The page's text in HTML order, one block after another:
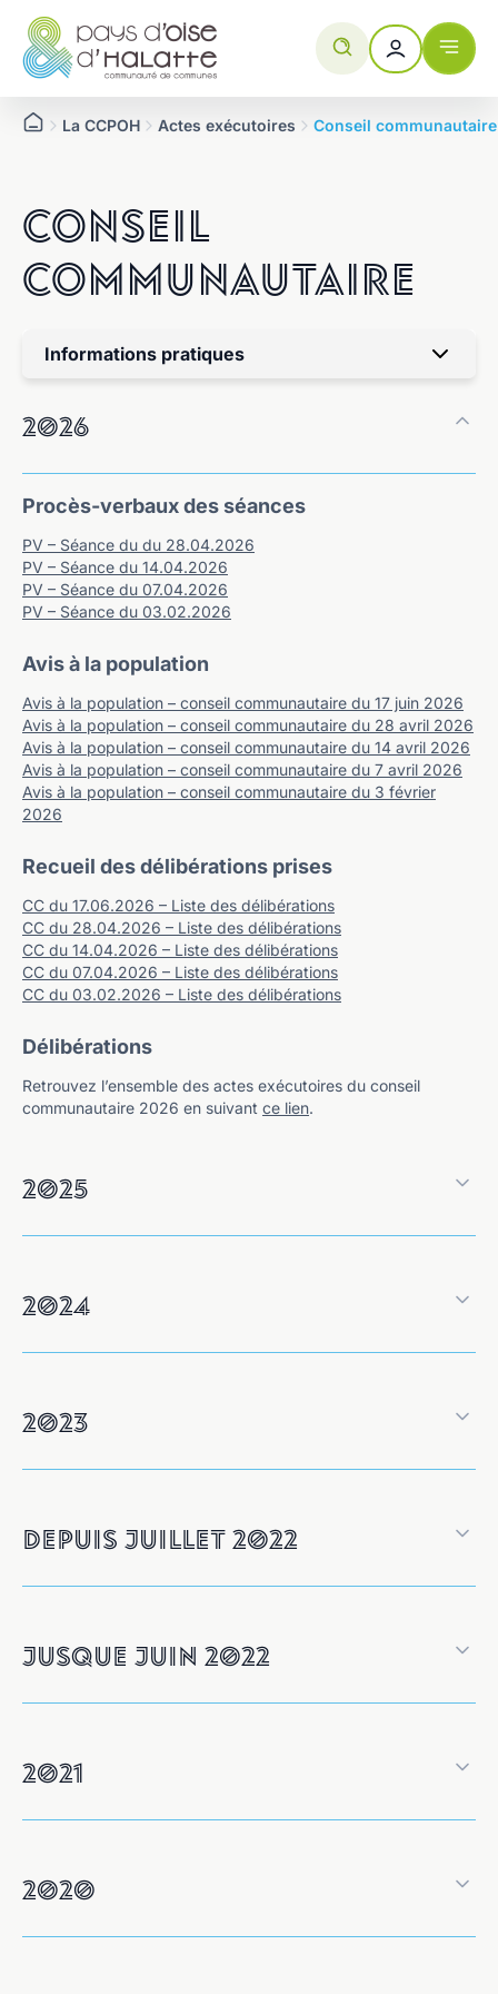
Aller
au
contenu
La CCPOH Actes exécutoires Conseil communautaire
Informations pratiques
Conseil
communautaire
2026
Procès-verbaux des séances
PV – Séance du du 28.04.2026
PV – Séance du 14.04.2026
PV – Séance du 07.04.2026
PV – Séance du 03.02.2026
Avis à la population
Avis à la population – conseil communautaire du 17 juin 2026
Avis à la population – conseil communautaire du 28 avril 2026
Avis à la population – conseil communautaire du 14 avril 2026
Avis à la population – conseil communautaire du 7 avril 2026
Avis à la population – conseil communautaire du 3 février
2026
Recueil des délibérations prises
CC du 17.06.2026 – Liste des délibérations
CC du 28.04.2026 – Liste des délibérations
CC du 14.04.2026 – Liste des délibérations
CC du 07.04.2026 – Liste des délibérations
CC du 03.02.2026 – Liste des délibérations
Délibérations
Retrouvez l’ensemble des actes exécutoires du conseil
communautaire 2026 en suivant ce lien.
2025
2024
2023
Depuis juillet 2022
Jusque juin 2022
2021
2020
Panneau de gestion des cookies